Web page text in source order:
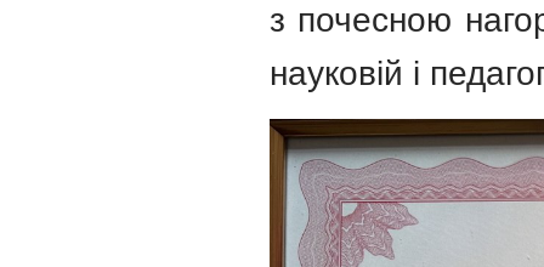
з почесною
науковій і